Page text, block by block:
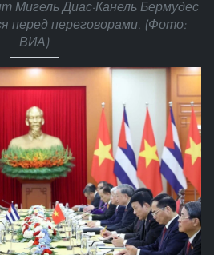
Мигель Диас-Канель Бермудес
перед переговорами. (Фото:
ВИА)